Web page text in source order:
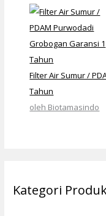
Filter Air Sumur /
Tahun
oleh Biotamasindo
Kategori